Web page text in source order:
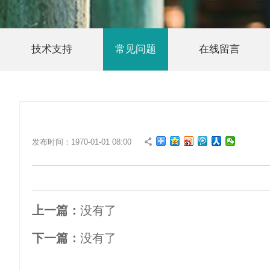
技术支持 常见问题 在线留言
发布时间：1970-01-01 08:00
上一篇： 没有了
下一篇： 没有了